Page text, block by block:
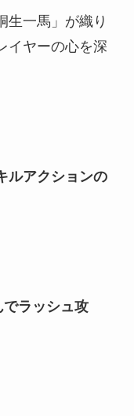
生一馬」が織り
イヤーの心を深
ルアクションの
でラッシュ攻